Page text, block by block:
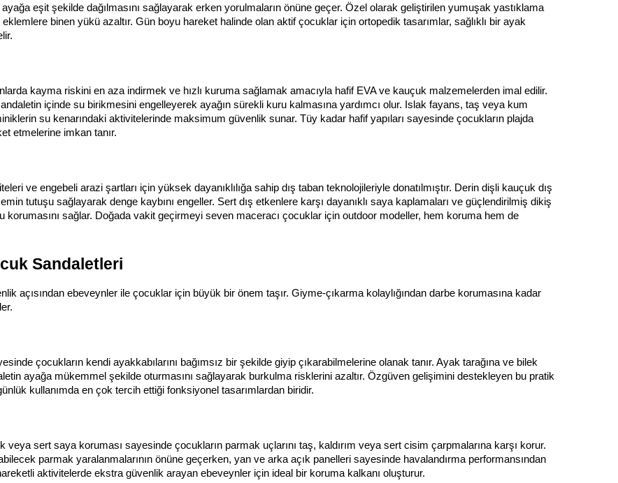
eşit şekilde dağılmasını sağlayarak erken yorulmaların önüne geçer. Özel olarak geliştirilen yumuşak yastıklama
binen yükü azaltır. Gün boyu hareket halinde olan aktif çocuklar için ortopedik tasarımlar, sağlıklı bir ayak
kayma riskini en aza indirmek ve hızlı kuruma sağlamak amacıyla hafif EVA ve kauçuk malzemelerden imal edilir.
içinde su birikmesini engelleyerek ayağın sürekli kuru kalmasına yardımcı olur. Islak fayans, taş veya kum
su kenarındaki aktivitelerinde maksimum güvenlik sunar. Tüy kadar hafif yapıları sayesinde çocukların plajda
etmelerine imkan tanır.
ve engebeli arazi şartları için yüksek dayanıklılığa sahip dış taban teknolojileriyle donatılmıştır. Derin dişli kauçuk dış
tutuşu sağlayarak denge kaybını engeller. Sert dış etkenlere karşı dayanıklı saya kaplamaları ve güçlendirilmiş dikiş
korumasını sağlar. Doğada vakit geçirmeyi seven maceracı çocuklar için outdoor modeller, hem koruma hem de
Sandaletleri
açısından ebeveynler ile çocuklar için büyük bir önem taşır. Giyme-çıkarma kolaylığından darbe korumasına kadar
çocukların kendi ayakkabılarını bağımsız bir şekilde giyip çıkarabilmelerine olanak tanır. Ayak tarağına ve bilek
ayağa mükemmel şekilde oturmasını sağlayarak burkulma risklerini azaltır. Özgüven gelişimini destekleyen bu pratik
kullanımda en çok tercih ettiği fonksiyonel tasarımlardan biridir.
veya sert saya koruması sayesinde çocukların parmak uçlarını taş, kaldırım veya sert cisim çarpmalarına karşı korur.
parmak yaralanmalarının önüne geçerken, yan ve arka açık panelleri sayesinde havalandırma performansından
aktivitelerde ekstra güvenlik arayan ebeveynler için ideal bir koruma kalkanı oluşturur.